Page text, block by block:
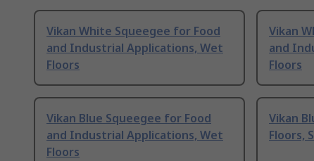
Vikan White Squeegee for Food
and Industrial Applications, Wet
Floors
Vikan
and
Floors
Vikan Blue Squeegee for Food
and Industrial Applications, Wet
Floors
Vikan
Floors,